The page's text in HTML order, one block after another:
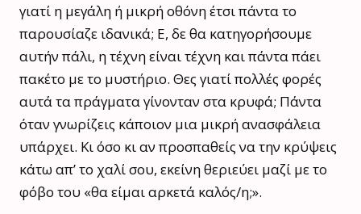
γιατί η μεγάλη ή μικρή οθόνη έτσι πάντα το
παρουσίαζε ιδανικά; Ε, δε θα κατηγορήσουμε
αυτήν πάλι, η τέχνη είναι τέχνη και πάντα πάει
πακέτο με το μυστήριο. Θες γιατί πολλές φορές
αυτά τα πράγματα γίνονταν στα κρυφά; Πάντα
όταν γνωρίζεις κάποιον μια μικρή ανασφάλεια
υπάρχει. Κι όσο κι αν προσπαθείς να την κρύψεις
κάτω απ’ το χαλί σου, εκείνη θεριεύει μαζί με το
φόβο του «θα είμαι αρκετά καλός/η;».